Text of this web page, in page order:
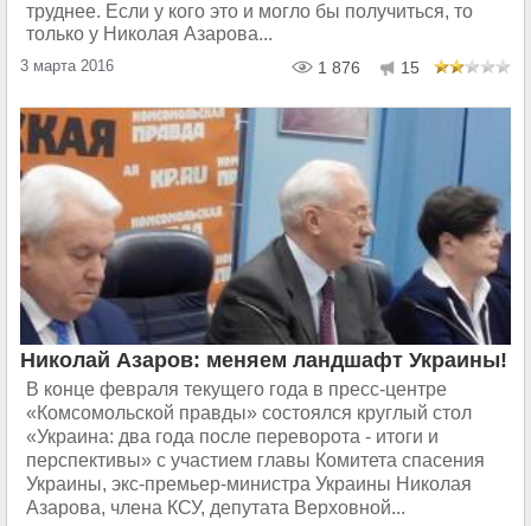
труднее. Если у кого это и могло бы получиться, то
только у Николая Азарова...
3 марта 2016 1 876 15
Николай Азаров: меняем ландшафт Украины!
В конце февраля текущего года в пресс-центре
«Комсомольской правды» состоялся круглый стол
«Украина: два года после переворота - итоги и
перспективы» с участием главы Комитета спасения
Украины, экс-премьер-министра Украины Николая
Азарова, члена КСУ, депутата Верховной...